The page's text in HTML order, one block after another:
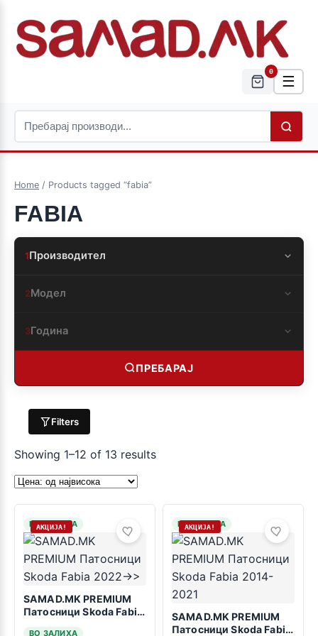
0
☰
Home / Products tagged “fabia”
FABIA
1Производител
2Модел
3Година
ПРЕБАРАЈ
Filters
Showing 1–12 of 13 results
НА ЗАЛИХА
АКЦИЈА!
SAMAD.MK PREMIUM
Патосници Skoda Fabia
ВО ЗАЛИХА
НА ЗАЛИХА
АКЦИЈА!
SAMAD.MK PREMIUM
Патосници Skoda Fabia